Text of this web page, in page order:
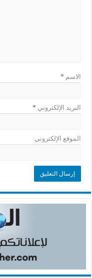
الاسم*
البريد الإلكتروني*
الموقع الإلكتروني